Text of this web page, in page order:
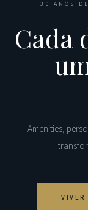
30 ANOS
Cada
Amenities,
VIVER